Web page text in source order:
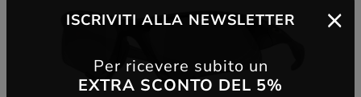
ISCRIVITI ALLA NEWSLETTER
Per ricevere subito un
EXTRA SCONTO DEL 5%